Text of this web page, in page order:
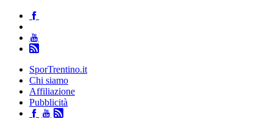
SporTrentino.it
Chi siamo
Affiliazione
Pubblicità